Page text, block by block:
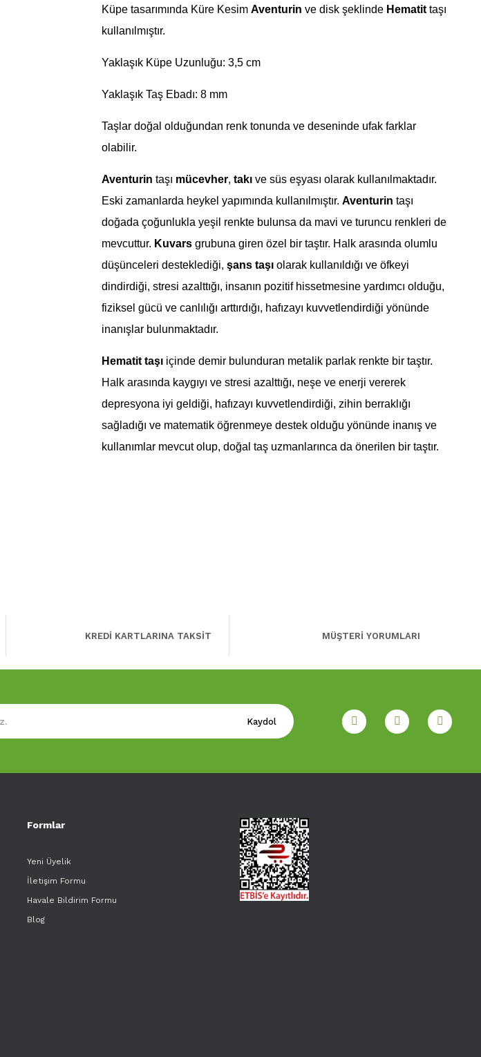
Küpe tasarımında Küre KesimAventurin ve disk şeklindeHematit taşı
kullanılmıştır.
Yaklaşık Küpe Uzunluğu: 3,5 cm
Yaklaşık Taş Ebadı: 8 mm
Taşlar doğal olduğundan renk tonunda ve deseninde ufak farklar
olabilir.
Aventurin taşı mücevher, takıve süs eşyası olarak kullanılmaktadır.
Eski zamanlarda heykel yapımında kullanılmıştır. Aventurin taşı
doğada çoğunlukla yeşil renkte bulunsa da mavi ve turuncu renkleri de
mevcuttur. Kuvarsgrubuna giren özel bir taştır. Halk arasında olumlu
düşünceleri desteklediği, şans taşıolarak kullanıldığı ve öfkeyi
dindirdiği, stresi azalttığı, insanın pozitif hissetmesine yardımcı olduğu,
fiziksel gücü ve canlılığı arttırdığı, hafızayı kuvvetlendirdiği yönünde
inanışlar bulunmaktadır.
Hematit taşıiçinde demir bulunduran metalik parlak renkte bir taştır.
Halk arasında kaygıyı ve stresi azalttığı, neşe ve enerji vererek
depresyona iyi geldiği, hafızayı kuvvetlendirdiği, zihin berraklığı
sağladığı ve matematik öğrenmeye destek olduğu yönünde inanış ve
kullanımlar mevcut olup, doğal taş uzmanlarınca da önerilen bir taştır.
KREDİ KARTLARINA TAKSİT MÜŞTERİ YORUMLARI
Kaydol
Formlar
Yeni Üyelik
İletişim Formu
Havale Bildirim Formu
Blog